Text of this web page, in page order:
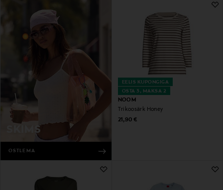
SKIMS
OSTLEMA
OSTA 3, MAKSA 2
EELIS KUPONGIGA
NOOM
Trikoosärk Honey
Original Price
21,90 €